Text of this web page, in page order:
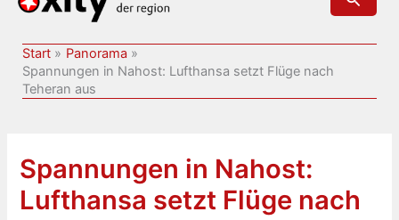
Start
Panorama
Spannungen in Nahost: Lufthansa setzt Flüge nach
Teheran aus
Spannungen in Nahost:
Lufthansa setzt Flüge nach